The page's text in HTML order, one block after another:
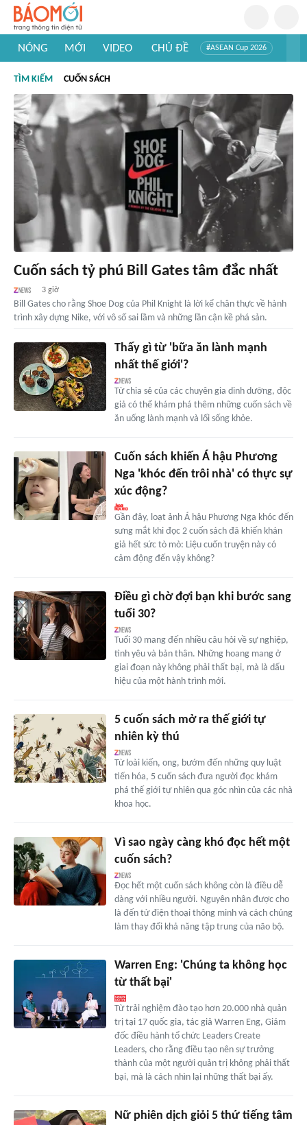
NÓNG MỚI VIDEO CHỦ ĐỀ #ASEAN Cup 2026
#Khám phá thế giới
TÌM KIẾM CUỐN SÁCH
Cuốn sách tỷ phú Bill Gates tâm đắc nhất
3 giờ
Bill Gates cho rằng Shoe Dog của Phil Knight là lời kể chân thực về hành
trình xây dựng Nike, với vô số sai lầm và những lần cận kề phá sản.
Thấy gì từ 'bữa ăn lành mạnh
nhất thế giới'?
Từ chia sẻ của các chuyên gia dinh dưỡng, độc
giả có thể khám phá thêm những cuốn sách về
ăn uống lành mạnh và lối sống khỏe.
Cuốn sách khiến Á hậu Phương
Nga 'khóc đến trôi nhà' có thực sự
xúc động?
Gần đây, loạt ảnh Á hậu Phương Nga khóc đến
sưng mắt khi đọc 2 cuốn sách đã khiến khán
giả hết sức tò mò: Liệu cuốn truyện này có
cảm động đến vậy không?
Điều gì chờ đợi bạn khi bước sang
tuổi 30?
Tuổi 30 mang đến nhiều câu hỏi về sự nghiệp,
tình yêu và bản thân. Những hoang mang ở
giai đoạn này không phải thất bại, mà là dấu
hiệu của một hành trình mới.
5 cuốn sách mở ra thế giới tự
nhiên kỳ thú
Từ loài kiến, ong, bướm đến những quy luật
tiến hóa, 5 cuốn sách đưa người đọc khám
phá thế giới tự nhiên qua góc nhìn của các nhà
khoa học.
Vì sao ngày càng khó đọc hết một
cuốn sách?
Đọc hết một cuốn sách không còn là điều dễ
dàng với nhiều người. Nguyên nhân được cho
là đến từ điện thoại thông minh và cách chúng
làm thay đổi khả năng tập trung của não bộ.
Warren Eng: 'Chúng ta không học
từ thất bại'
Từ trải nghiệm đào tạo hơn 20.000 nhà quản
trị tại 17 quốc gia, tác giả Warren Eng, Giám
đốc điều hành tổ chức Leaders Create
Leaders, cho rằng điều tạo nên sự trưởng
thành của một người quản trị không phải thất
bại, mà là cách nhìn lại những thất bại ấy.
Nữ phiên dịch giỏi 5 thứ tiếng tâm